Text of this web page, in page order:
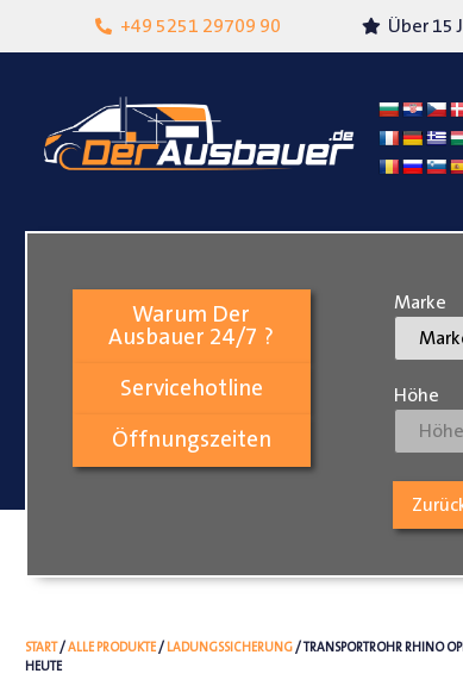
+49 5251 29709 90
Lokalgeschäft in Paderborn Über 15
Warum Der
Ausbauer 24/7 ?
Servicehotline
Öffnungszeiten
Marke
Höhe
START/ALLE PRODUKTE/ LADUNGSSICHERUNG/ TRANSPORTROHR RHINO
HEUTE